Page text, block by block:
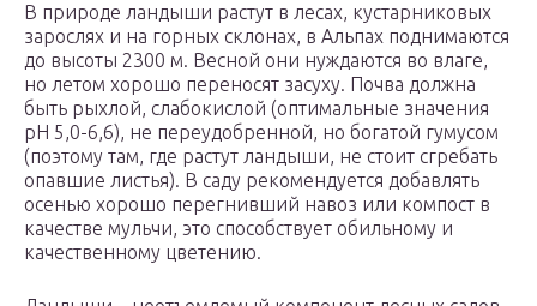
В природе ландыши растут в лесах, кустарниковых
зарослях и на горных склонах, в Альпах поднимаются
до высоты 2300 м. Весной они нуждаются во влаге,
но летом хорошо переносят засуху. Почва должна
быть рыхлой, слабокислой (оптимальные значения
рН 5,0-6,6), не переудобренной, но богатой гумусом
(поэтому там, где растут ландыши, не стоит сгребать
опавшие листья). В саду рекомендуется добавлять
осенью хорошо перегнивший навоз или компост в
качестве мульчи, это способствует обильному и
качественному цветению.